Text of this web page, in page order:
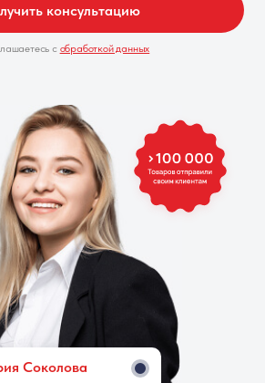
Cоколова
консультацию
с обработкой данных